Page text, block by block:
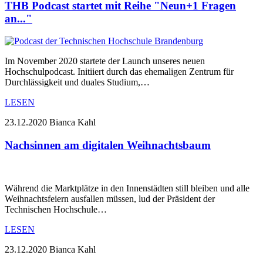
THB Podcast startet mit Reihe "Neun+1 Fragen
an..."
Im November 2020 startete der Launch unseres neuen
Hochschulpodcast. Initiiert durch das ehemaligen Zentrum für
Durchlässigkeit und duales Studium,…
LESEN
23.12.2020 Bianca Kahl
Nachsinnen am digitalen Weihnachtsbaum
Während die Marktplätze in den Innenstädten still bleiben und alle
Weihnachtsfeiern ausfallen müssen, lud der Präsident der
Technischen Hochschule…
LESEN
23.12.2020 Bianca Kahl